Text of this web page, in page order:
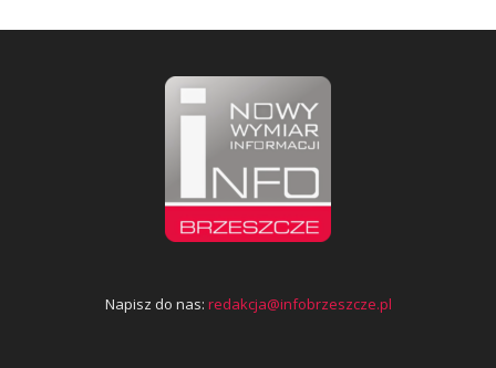
Napisz do nas: redakcja@infobrzeszcze.pl